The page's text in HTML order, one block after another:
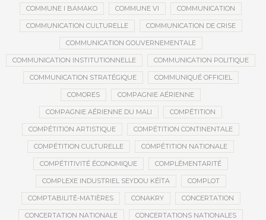
COMMUNE I BAMAKO COMMUNE VI COMMUNICATION
COMMUNICATION CULTURELLE COMMUNICATION DE CRISE
COMMUNICATION GOUVERNEMENTALE
COMMUNICATION INSTITUTIONNELLE COMMUNICATION POLITIQUE
COMMUNICATION STRATÉGIQUE COMMUNIQUÉ OFFICIEL
COMORES COMPAGNIE AÉRIENNE
COMPAGNIE AÉRIENNE DU MALI COMPÉTITION
COMPÉTITION ARTISTIQUE COMPÉTITION CONTINENTALE
COMPÉTITION CULTURELLE COMPÉTITION NATIONALE
COMPÉTITIVITÉ ÉCONOMIQUE COMPLÉMENTARITÉ
COMPLEXE INDUSTRIEL SEYDOU KÉÏTA COMPLOT
COMPTABILITÉ-MATIÈRES CONAKRY CONCERTATION
CONCERTATION NATIONALE CONCERTATIONS NATIONALES